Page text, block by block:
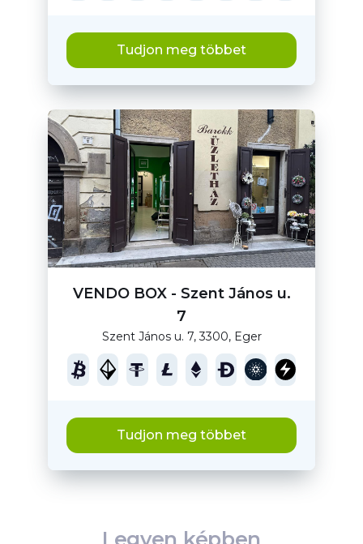
Tudjon meg többet
VENDO BOX - Szent János u.
7
Szent János u. 7, 3300, Eger
Tudjon meg többet
Legyen képben